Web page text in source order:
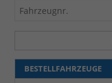
Fahrzeugnr.
BESTELLFAHRZEUGE